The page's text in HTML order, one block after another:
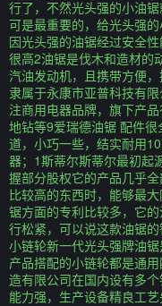
行了，不然光头强的小油
可是最重要的，给光头强
因光头强的油锯经过安全
很高2油锯是伐木和造材的
汽油发动机，且携带方便
隶属于永康市亚普科技有
注商用电器品牌，旗下产
地钻等9爱瑞德油锯 配件
道，小巧一些，结实耐用
器；1斯蒂尔斯蒂尔最初起
握部分股权它的产品几乎
比较高的东西时，能够最
锯方面的专利比较多，它
行松紧，可以说这款油锯
小链轮新一代光头强牌油
产品搭配的小链轮都是通
造有限公司在国内设有多
能力强，生产设备精良工